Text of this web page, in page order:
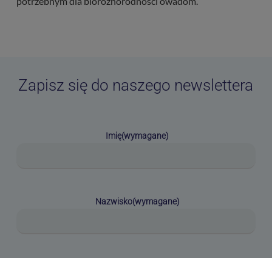
Zapisz się do naszego newslettera
Imię(wymagane)
Nazwisko(wymagane)